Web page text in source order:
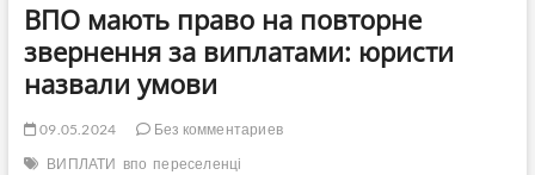
ВПО мають право на повторне
звернення за виплатами: юристи
назвали умови
09.05.2024
Без комментариев
ВИПЛАТИ впо переселенці